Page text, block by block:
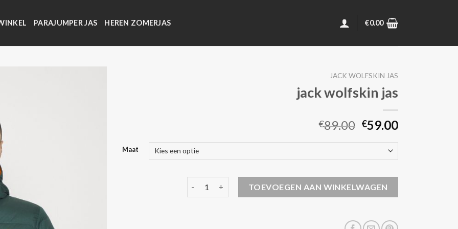
PARAJUMPER JAS HEREN ZOMERJAS €0.00
JACK WOLFSKIN JAS
jack wolfskin jas
€89.00 €59.00
Maat
TOEVOEGEN AAN WINKELWAGEN